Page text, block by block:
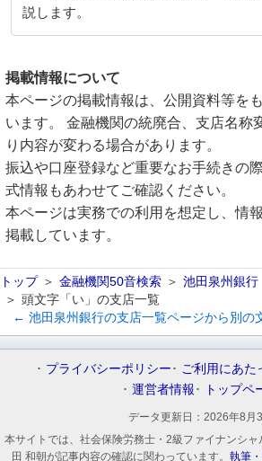
説します。
掲載情報について
本ページの掲載情報は、公開資料等を
います。 金融機関の統廃合、支店名称
り内容が変わる場合があります。
振込や口座登録など重要なお手続きの
式情報もあわせてご確認ください。
本ページは実務での利用を想定し、情
掲載しています。
トップ 金融機関50音検索
池田泉州銀行
頭文字「い」の支店一覧
← 池田泉州銀行の支店一覧ページから別の
プライバシーポリシー ご利用にあた
運営者情報
トップペ
データ更新日： 2026年8月
本サイトでは、社会保険労務士・2級ファイナンシ
田 和朝が記事内容の確認に関わっています。 執筆